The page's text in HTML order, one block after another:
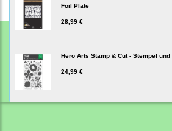
Foil Plate
28,99 €
Hero Arts Stamp & Cut - Stempel und
24,99 €